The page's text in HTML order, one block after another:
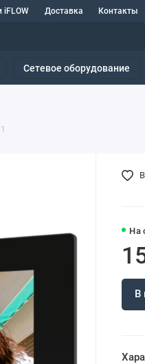
iFLOW Доставка Контакты
Сетевое оборудование
На
В